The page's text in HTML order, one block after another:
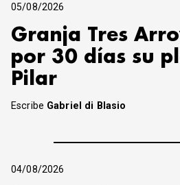
05/08/2026
Granja Tres
por 30 días su
Pilar
Escribe Gabriel di Blasio
04/08/2026